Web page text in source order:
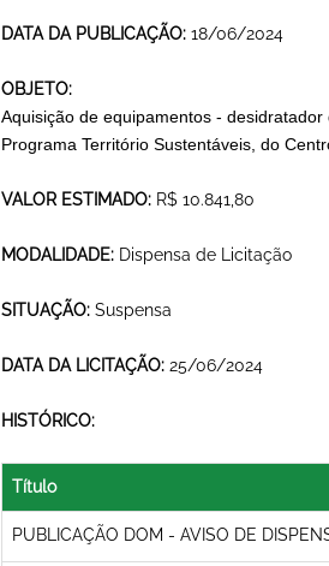
DATA DA PUBLICAÇÃO: 18/06/2024
OBJETO:
Aquisição de equipamentos -
Programa Território Sustentáveis, do
VALOR ESTIMADO: R$ 10.841,80
MODALIDADE: Dispensa de Licitação
SITUAÇÃO: Suspensa
DATA DA LICITAÇÃO: 25/06/2024
HISTÓRICO:
Título
PUBLICAÇÃO DOM - AVISO DE